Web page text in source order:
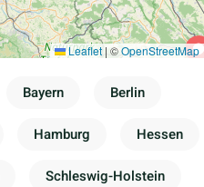
Leaflet | ©OpenStreetMap
Bayern Berlin
Hamburg Hessen
Schleswig-Holstein